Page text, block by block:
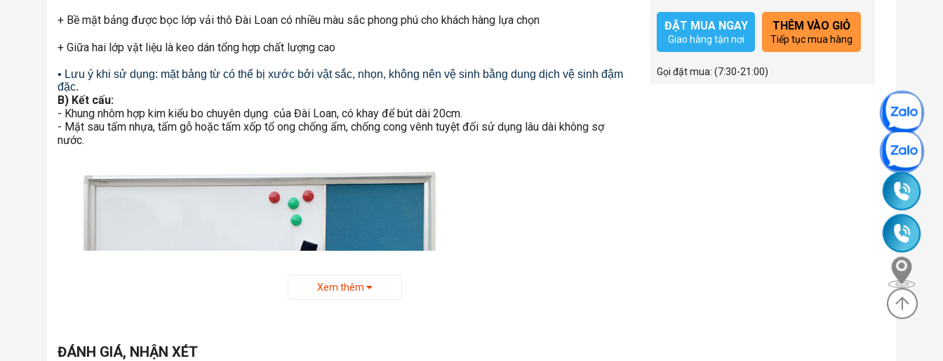
+ Bề mặt bảng được bọc lớp vải thô Đài Loan có nhiều màu sắc phong phú cho khách hàng lựa chọn
+ Giữa hai lớp vật liệu là keo dán tổng hợp chất lượng cao
• Lưu ý khi sử dụng: mặt bảng từ có thể bị xước bởi vật sắc, nhọn, không nên vệ sinh bằng dung dịch vệ sinh đậm
đặc.
B) Kết cấu:
- Khung nhôm hợp kim kiểu bo chuyên dụng của Đài Loan, có khay để bút dài 20cm.
- Mặt sau tấm nhựa, tấm gỗ hoặc tấm xốp tổ ong chống ẩm, chống cong vênh tuyệt đối sử dụng lâu dài không sợ
nước.
Xem thêm
ĐÁNH GIÁ, NHẬN XÉT
ĐẶT MUA NGAY
Giao hàng tận nơi
THÊM VÀO GIỎ
Tiếp tục mua hàng
Gọi đặt mua: (7:30-21:00)
0965
245
630
0985
635
830